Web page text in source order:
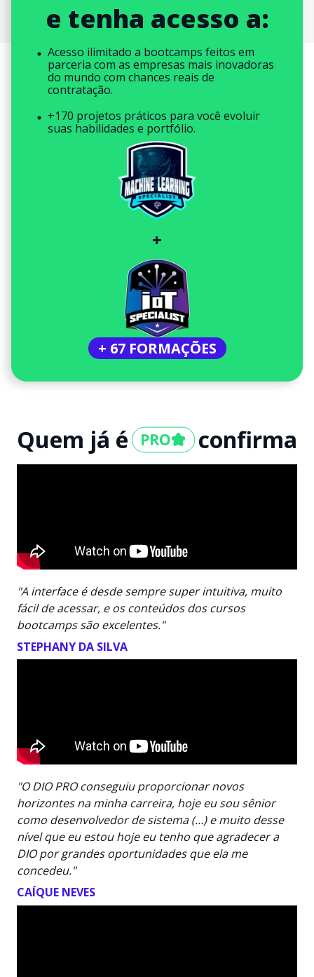
e tenha acesso a:
Acesso ilimitado a bootcamps feitos em
parceria com as empresas mais inovadoras
do mundo com chances reais de
contratação.
+170 projetos práticos para você evoluir
suas habilidades e portfólio.
+
+ 67 FORMAÇÕES
Quem já é confirma
"A interface é desde sempre super intuitiva, muito
fácil de acessar, e os conteúdos dos cursos
bootcamps são excelentes."
STEPHANY DA SILVA
"O DIO PRO conseguiu proporcionar novos
horizontes na minha carreira, hoje eu sou sênior
como desenvolvedor de sistema (…) e muito desse
nível que eu estou hoje eu tenho que agradecer a
DIO por grandes oportunidades que ela me
concedeu."
CAÍQUE NEVES